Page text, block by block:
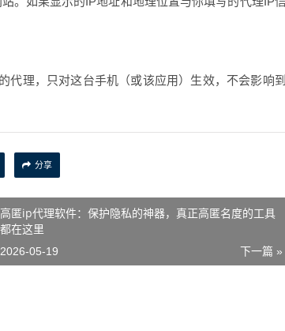
代理，只对这台手机（或该应用）生效，不会影响
分享
高匿ip代理软件：保护隐私的神器，真正高匿名度的工具
都在这里
下一篇 »
2026-05-19